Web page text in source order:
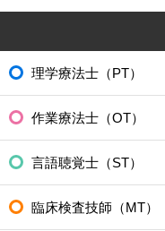
理学療法士（PT）
作業療法士（OT）
言語聴覚士（ST）
臨床検査技師（MT）